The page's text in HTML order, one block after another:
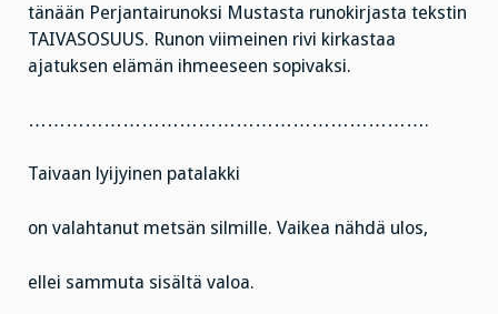
tänään Perjantairunoksi Mustasta runokirjasta tekstin
TAIVASOSUUS. Runon viimeinen rivi kirkastaa
ajatuksen elämän ihmeeseen sopivaksi.
……………………………………………………….
Taivaan lyijyinen patalakki
on valahtanut metsän silmille. Vaikea nähdä ulos,
ellei sammuta sisältä valoa.